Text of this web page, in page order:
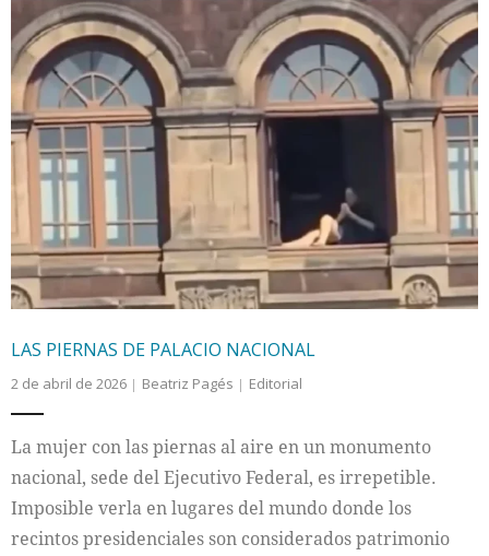
LAS PIERNAS DE PALACIO NACIONAL
2 de abril de 2026 Beatriz Pagés Editorial
La mujer con las piernas al aire en un monumento
nacional, sede del Ejecutivo Federal, es irrepetible.
Imposible verla en lugares del mundo donde los
recintos presidenciales son considerados patrimonio